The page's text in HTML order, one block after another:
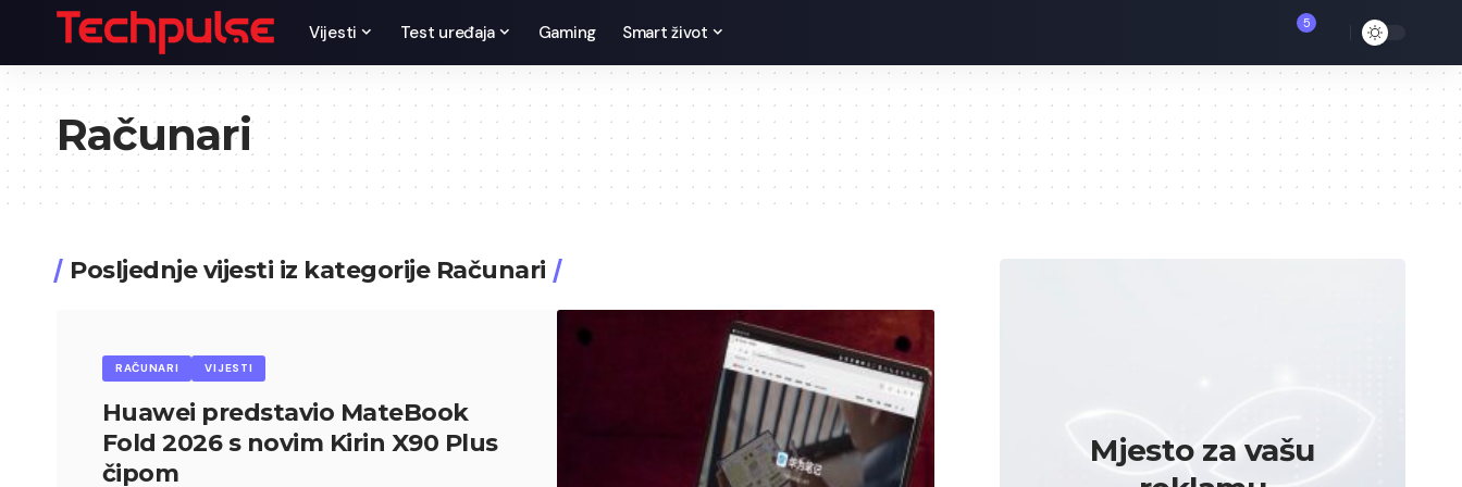
Vijesti Test uređaja Gaming Smart život 5
Računari
Posljednje vijesti iz kategorije Računari
RAČUNARI VIJESTI
Huawei predstavio MateBook
Fold 2026 s novim Kirin X90 Plus
čipom
Mjesto za vašu